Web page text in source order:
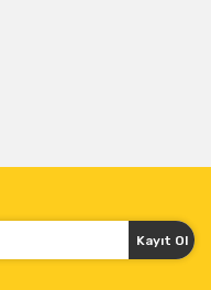
Kayıt Ol